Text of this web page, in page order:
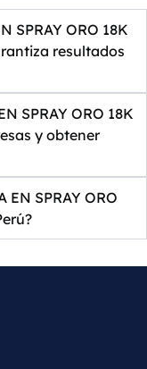
SPRAY ORO 18K
resultados
SPRAY ORO 18K
y obtener
SPRAY ORO